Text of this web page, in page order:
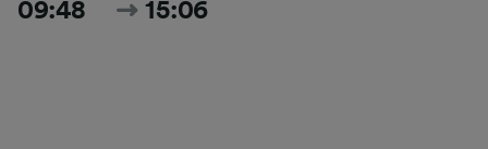
09:48 15:06